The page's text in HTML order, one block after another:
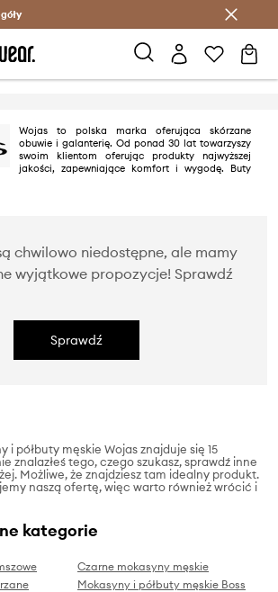
Oszczędzaj z Answear Club >
Wojas to polska marka oferująca skórzane
obuwie i galanterię. Od ponad 30 lat towarzyszy
swoim klientom oferując produkty najwyższej
jakości, zapewniające komfort i wygodę. Buty
chwilowo niedostępne, ale mamy
wyjątkowe propozycje! Sprawdź
Sprawdź
i półbuty męskie Wojas znajduje się 15
znalazłeś tego, czego szukasz, sprawdź inne
Możliwe, że znajdziesz tam idealny produkt.
naszą ofertę, więc warto również wrócić i
kategorie
Czarne mokasyny męskie
Mokasyny i półbuty męskie Boss